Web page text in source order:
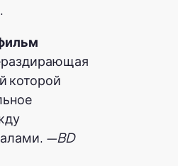
которой
—BD